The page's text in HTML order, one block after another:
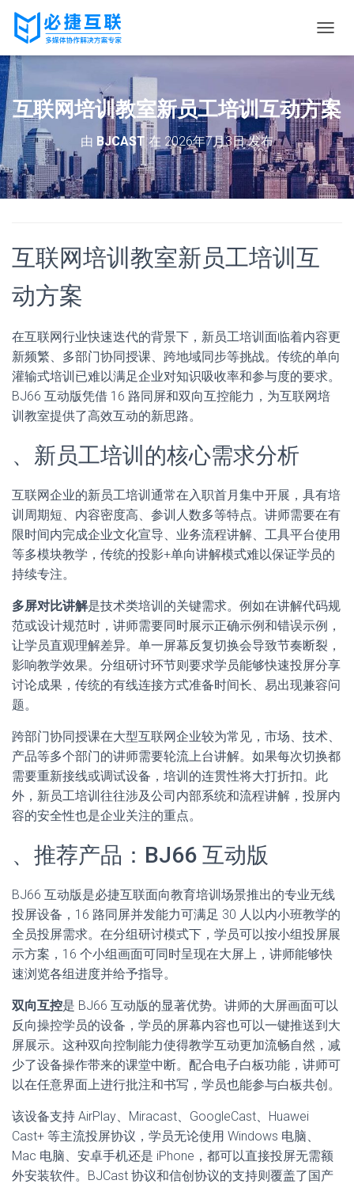
换
互联网培训教室新员工培训互动方案
由 BJCAST在 2026年7月3日发布
互联网培训教室新员工培训互
动方案
在互联网行业快速迭代的背景下，新员工培训面临着内容更
新频繁、多部门协同授课、跨地域同步等挑战。传统的单向
灌输式培训已难以满足企业对知识吸收率和参与度的要求。
BJ66 互动版凭借 16 路同屏和双向互控能力，为互联网培
训教室提供了高效互动的新思路。
、新员工培训的核心需求分析
互联网企业的新员工培训通常在入职首月集中开展，具有培
训周期短、内容密度高、参训人数多等特点。讲师需要在有
限时间内完成企业文化宣导、业务流程讲解、工具平台使用
等多模块教学，传统的投影+单向讲解模式难以保证学员的
持续专注。
多屏对比讲解是技术类培训的关键需求。例如在讲解代码规
范或设计规范时，讲师需要同时展示正确示例和错误示例，
让学员直观理解差异。单一屏幕反复切换会导致节奏断裂，
影响教学效果。分组研讨环节则要求学员能够快速投屏分享
讨论成果，传统的有线连接方式准备时间长、易出现兼容问
题。
跨部门协同授课在大型互联网企业较为常见，市场、技术、
产品等多个部门的讲师需要轮流上台讲解。如果每次切换都
需要重新接线或调试设备，培训的连贯性将大打折扣。此
外，新员工培训往往涉及公司内部系统和流程讲解，投屏内
容的安全性也是企业关注的重点。
、推荐产品：BJ66 互动版
BJ66 互动版是必捷互联面向教育培训场景推出的专业无线
投屏设备，16 路同屏并发能力可满足 30 人以内小班教学的
全员投屏需求。在分组研讨模式下，学员可以按小组投屏展
示方案，16 个小组画面可同时呈现在大屏上，讲师能够快
速浏览各组进度并给予指导。
双向互控是 BJ66 互动版的显著优势。讲师的大屏画面可以
反向操控学员的设备，学员的屏幕内容也可以一键推送到大
屏展示。这种双向控制能力使得教学互动更加流畅自然，减
少了设备操作带来的课堂中断。配合电子白板功能，讲师可
以在任意界面上进行批注和书写，学员也能参与白板共创。
该设备支持 AirPlay、Miracast、GoogleCast、Huawei
Cast+ 等主流投屏协议，学员无论使用 Windows 电脑、
Mac 电脑、安卓手机还是 iPhone，都可以直接投屏无需额
外安装软件。BJCast 协议和信创协议的支持则覆盖了国产